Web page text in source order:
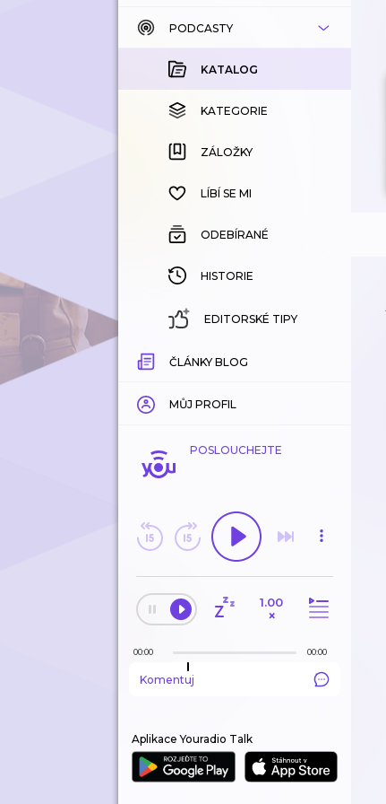
KATALOG
KOUPENÉ
KATEGORIE
ZÁLOŽKY
HISTORIE
PODCASTY
KATALOG
KATEGORIE
ZÁLOŽKY
LÍBÍ SE MI
ODEBÍRANÉ
HISTORIE
EDITORSKÉ TIPY
ČLÁNKY BLOG
MŮJ PROFIL
POSLOUCHEJTE
1.00
×
00:00 00:00
Komentuj
Aplikace Youradio Talk